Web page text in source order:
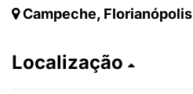
Campeche, Florianópolis
Localização